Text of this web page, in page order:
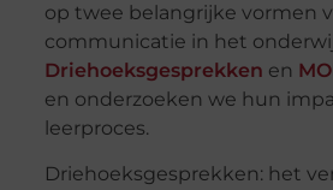
op twee belangrijke vormen
communicatie in het
Driehoeksgesprekken en
en onderzoeken we hun
leerproces.
Driehoeksgesprekken: het